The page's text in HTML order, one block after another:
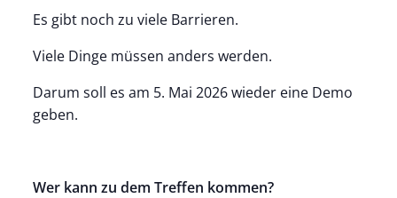
Es gibt noch zu viele Barrieren.
Viele Dinge müssen anders werden.
Darum soll es am 5. Mai 2026 wieder eine Demo
geben.
Wer kann zu dem Treffen kommen?